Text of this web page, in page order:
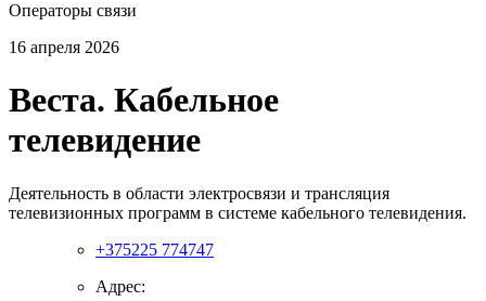
Операторы связи
16 апреля 2026
Веста. Кабельное
телевидение
Деятельность в области электросвязи и трансляция
телевизионных программ в системе кабельного телевидения.
+375225 774747
Адрес: